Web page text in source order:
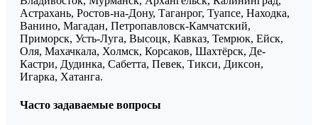
Астрахань, Ростов-на-Дону, Таганрог, Туапсе, Находка,
Ванино, Магадан, Петропавловск-Камчатский,
Приморск, Усть-Луга, Высоцк, Кавказ, Темрюк, Ейск,
Оля, Махачкала, Холмск, Корсаков, Шахтёрск, Де-
Кастри, Дудинка, Сабетта, Певек, Тикси, Диксон,
Игарка, Хатанга.
Часто задаваемые вопросы